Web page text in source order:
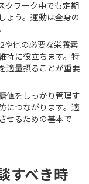
クワーク中でも定期
ょう。運動は全身の
他の必要な栄養素
持に役立ちます。特
適量摂ることが重要
値をしっかり管理す
につながります。適
せるための基本で
すべき時